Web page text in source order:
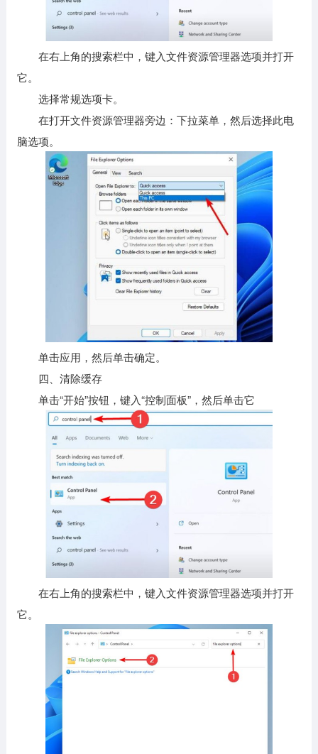
在右上角的搜索栏中，键入文件资源管理器选项并打开
它。
选择常规选项卡。
在打开文件资源管理器旁边：下拉菜单，然后选择此电
脑选项。
单击应用，然后单击确定。
四、清除缓存
单击“开始”按钮，键入“控制面板”，然后单击它
在右上角的搜索栏中，键入文件资源管理器选项并打开
它。